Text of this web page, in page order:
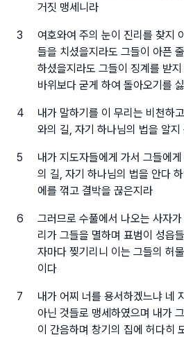
거짓 맹세니라
3
여호와여 주의 눈이 진리를 찾지
들을 치셨을지라도 그들이 아픈
하셨을지라도 그들이 징계를 받
바위보다 굳게 하여 돌아오기를
4
내가 말하기를 이 무리는 비천하
와의 길, 자기 하나님의 법을 알지
5
내가 지도자들에게 가서 그들에
의 길, 자기 하나님의 법을 안다
에를 꺾고 결박을 끊은지라
6
그러므로 수풀에서 나오는 사자
리가 그들을 멸하며 표범이 성읍
자마다 찢기리니 이는 그들의 허
이다
7
내가 어찌 너를 용서하겠느냐 네
아닌 것들로 맹세하였으며 내가
이 간음하며 창기의 집에 허다히